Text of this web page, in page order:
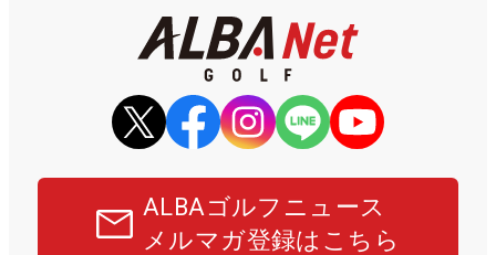
ALBAゴルフニュース
メルマガ登録はこちら